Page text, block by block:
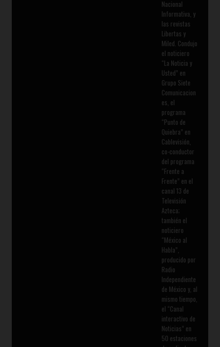
Nacional
Informativa, y
las revistas
Libertas y
Miled. Condujo
el noticiero
“La Noticia y
Usted” en
Grupo Siete
Comunicacion
es, el
programa
“Punto de
Quiebra” en
Cablevisión,
co-conductor
del programa
“Frente a
Frente” en el
canal 13 de
Televisión
Azteca;
también el
noticiero
“México al
Habla”,
producido por
Radio
Independiente
de México y, al
mismo tiempo,
el “Canal
interactivo de
Noticias” en
50 estaciones